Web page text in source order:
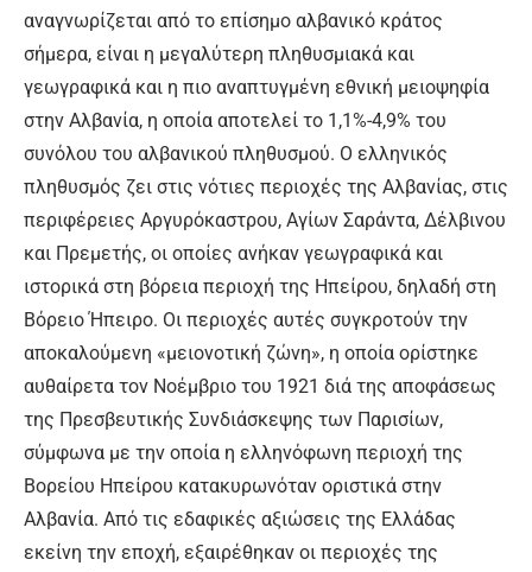
αναγνωρίζεται από το επίσημο αλβανικό κράτος
σήμερα, είναι η μεγαλύτερη πληθυσμιακά και
γεωγραφικά και η πιο αναπτυγμένη εθνική μειοψηφία
στην Αλβανία, η οποία αποτελεί το 1,1%-4,9% του
συνόλου του αλβανικού πληθυσμού. Ο ελληνικός
πληθυσμός ζει στις νότιες περιοχές της Αλβανίας, στις
περιφέρειες Αργυρόκαστρου, Αγίων Σαράντα, Δέλβινου
και Πρεμετής, οι οποίες ανήκαν γεωγραφικά και
ιστορικά στη βόρεια περιοχή της Ηπείρου, δηλαδή στη
Βόρειο Ήπειρο. Οι περιοχές αυτές συγκροτούν την
αποκαλούμενη «μειονοτική ζώνη», η οποία ορίστηκε
αυθαίρετα τον Νοέμβριο του 1921 διά της αποφάσεως
της Πρεσβευτικής Συνδιάσκεψης των Παρισίων,
σύμφωνα με την οποία η ελληνόφωνη περιοχή της
Βορείου Ηπείρου κατακυρωνόταν οριστικά στην
Αλβανία. Από τις εδαφικές αξιώσεις της Ελλάδας
εκείνη την εποχή, εξαιρέθηκαν οι περιοχές της